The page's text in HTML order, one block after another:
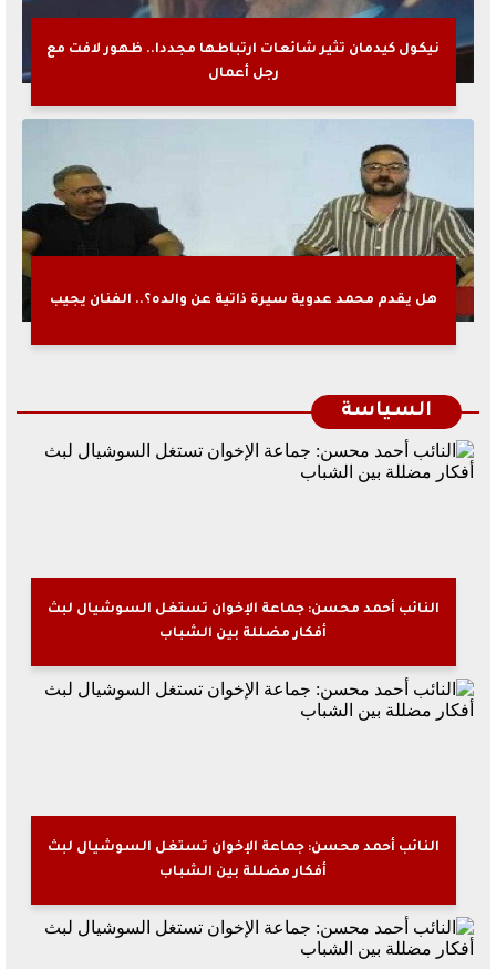
نيكول كيدمان تثير شائعات ارتباطها مجددا.. ظهور لافت مع
رجل أعمال
هل يقدم محمد عدوية سيرة ذاتية عن والده؟.. الفنان يجيب
السياسة
النائب أحمد محسن: جماعة الإخوان تستغل السوشيال لبث
أفكار مضللة بين الشباب
النائب أحمد محسن: جماعة الإخوان تستغل السوشيال لبث
أفكار مضللة بين الشباب